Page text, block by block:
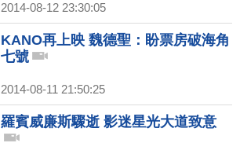
2014-08-12 23:30:05
KANO再上映 魏德聖：盼票房破海角
七號
2014-08-11 21:50:25
羅賓威廉斯驟逝 影迷星光大道致意